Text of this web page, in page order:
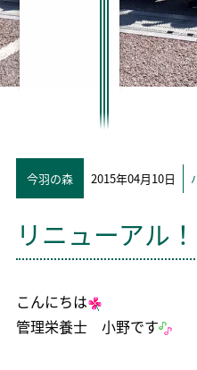
今羽の森 2015年04月10日
リニューアル！
こんにちは
管理栄養士 小野です